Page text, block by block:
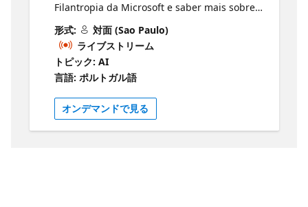
Filantropia da Microsoft e saber mais sobre
nosso curso de IA A área de Filantropia da
Microsoft te convida para o lançamento do
fluêncIA, um curso sobre Inteligência
Artificial Generativa gravado por
especialistas da própria Microsoft. O evento
vai ocorrer na segunda-feira, dia 11 de
Março, no Microsoft Reactor, e vai contar com
a participação da Lucia Rodrigues, Líder de
形式:
対面 (Sao Paulo)
ライブストリーム
トピック: AI
言語: ポルトガル語
オンデマンドで見る